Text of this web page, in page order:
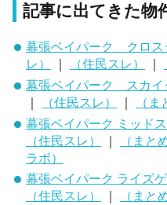
記事に出てきた物
幕張ベイパーク クロス
レ）
｜ （住民スレ） ｜
幕張ベイパーク スカイ
｜
（住民スレ） ｜ （ま
幕張ベイパーク ミッド
（住民スレ）
｜ （まと
ラボ）
幕張ベイパーク ライズ
（住民スレ）
（まと